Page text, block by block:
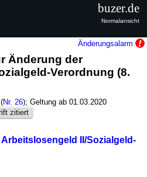
Änderungsalarm
Änderung der
Verordnung (8.
(Nr. 26); Geltung ab 01.03.2020
zitiert
II/Sozialgeld-
buzer.de
Normalansicht